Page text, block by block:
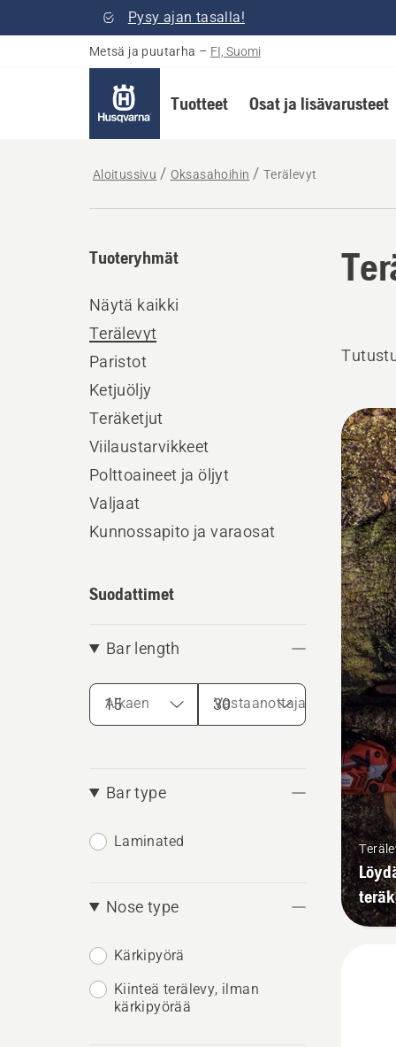
Pysy ajan tasalla!
Metsä ja puutarha – FI, Suomi
Tuotteet Osat ja lisävarusteet
Aloitussivu Oksasahoihin Terälevyt
Tuoteryhmät
Näytä kaikki
Terälevyt
Paristot
Ketjuöljy
Teräketjut
Viilaustarvikkeet
Polttoaineet ja öljyt
Valjaat
Kunnossapito ja varaosat
Suodattimet
Bar length
Alkaen Vastaanottaja
Bar type
Laminated
Nose type
Kärkipyörä
Kiinteä terälevy, ilman
kärkipyörää